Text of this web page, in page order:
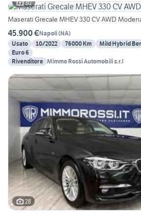
30
Maserati Grecale MHEV 330 CV AWD
45.900 €Napoli(NA)
Usato
10/2022 76000 Km Mild Hybrid
Euro 6
Rivenditore Mimmo Rossi Automobili s.r.l
28